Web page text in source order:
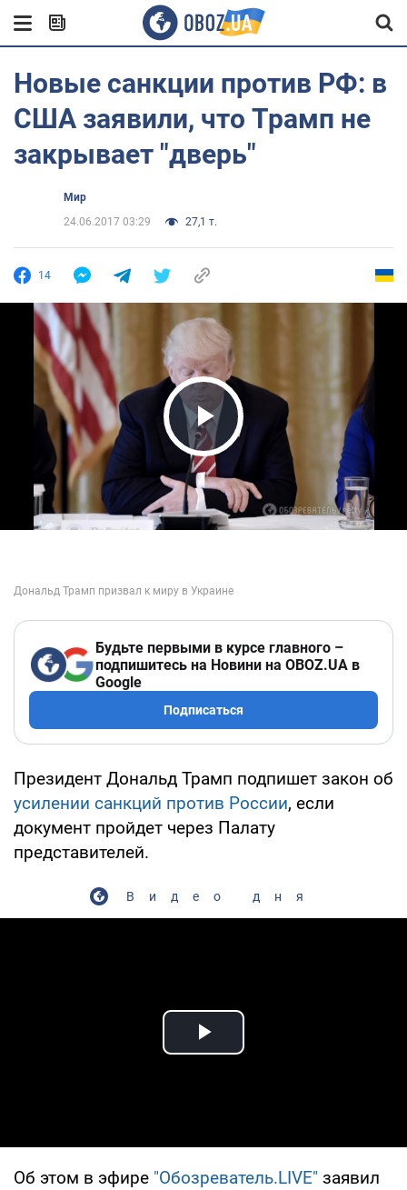
Новые санкции против РФ: в
США заявили, что Трамп не
закрывает "дверь"
Мир
24.06.2017 03:29
27,1 т.
14
Play Video
Будьте первыми в курсе главного –
подпишитесь на Новини на OBOZ.UA в
Google
Подписаться
Президент Дональд Трамп подпишет закон об
усилении санкций против России, если
документ пройдет через Палату
представителей.
Видео дня
Play Video
Об этом в эфире "Обозреватель.LIVE" заявил